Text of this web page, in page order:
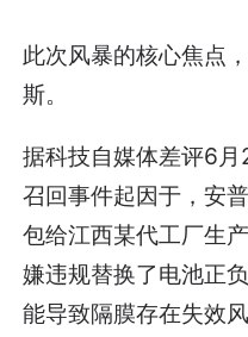
此次风暴的核心焦点
斯。
据科技自媒体差评6
召回事件起因于，安
包给江西某代工厂生
嫌违规替换了电池正
能导致隔膜存在失效